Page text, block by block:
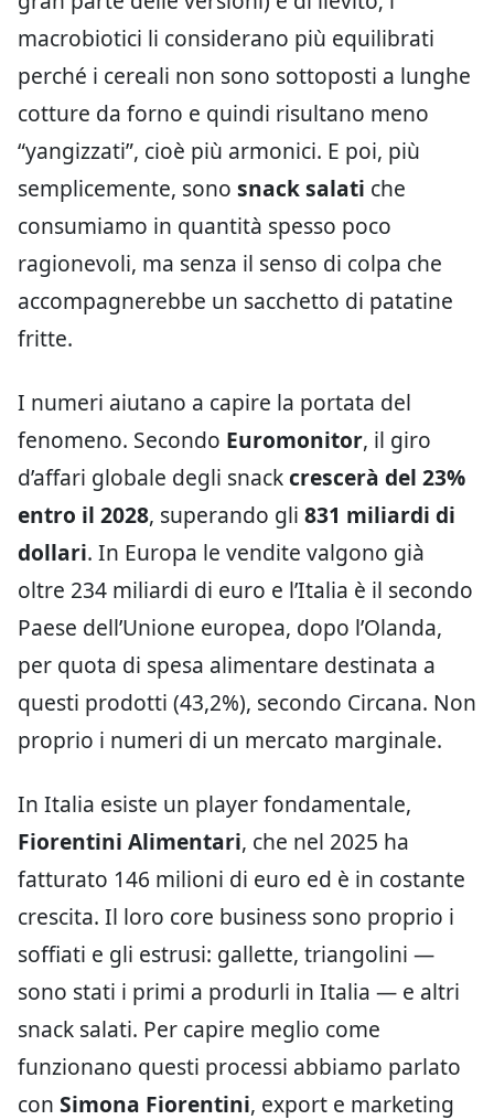
macrobiotici li considerano più equilibrati
perché i cereali non sono sottoposti a lunghe
cotture da forno e quindi risultano meno
“yangizzati”, cioè più armonici. E poi, più
semplicemente, sono snack salati che
consumiamo in quantità spesso poco
ragionevoli, ma senza il senso di colpa che
accompagnerebbe un sacchetto di patatine
fritte.
I numeri aiutano a capire la portata del
fenomeno. Secondo Euromonitor, il giro
d’affari globale degli snackcrescerà del 23%
entro il 2028, superando gli 831 miliardi di
dollari. In Europa le vendite valgono già
oltre 234 miliardi di euro e l’Italia è il secondo
Paese dell’Unione europea, dopo l’Olanda,
per quota di spesa alimentare destinata a
questi prodotti (43,2%), secondo Circana. Non
proprio i numeri di un mercato marginale.
In Italia esiste un player fondamentale,
Fiorentini Alimentari, che nel 2025 ha
fatturato 146 milioni di euro ed è in costante
crescita. Il loro core business sono proprio i
soffiati e gli estrusi: gallette, triangolini —
sono stati i primi a produrli in Italia — e altri
snack salati. Per capire meglio come
funzionano questi processi abbiamo parlato
con Simona Fiorentini, export e marketing